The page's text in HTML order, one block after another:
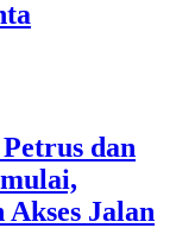
dan
Jalan